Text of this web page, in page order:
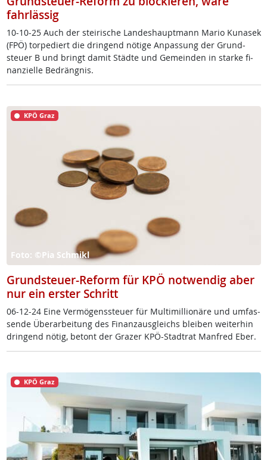
fahrlässig
10-10-25 Auch der stei­ri­sche Lan­des­haupt­mann Ma­rio Ku­na­sek
(FPÖ) tor­pe­diert die drin­gend nö­t­i­ge An­pas­sung der Grund­
steu­er B und bringt da­mit Städ­te und Ge­mein­den in star­ke fi­
nan­zi­el­le Be­dräng­nis.
KPÖ Graz
Foto: ©Pia Schmikl
Grundsteuer-Reform für KPÖ notwendig aber
nur ein erster Schritt
06-12-24 Ei­ne Ver­mö­gens­steu­er für Multi­mil­lio­nä­re und um­fas­
sen­de Über­ar­bei­tung des Fi­nanz­aus­g­leichs blei­ben wei­ter­hin
drin­gend nö­t­ig, be­tont der Gra­zer KPÖ-Stadt­rat Man­f­red Eber.
KPÖ Graz